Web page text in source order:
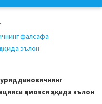
фалсафа
эълон
ҳимояси ҳақида эълон